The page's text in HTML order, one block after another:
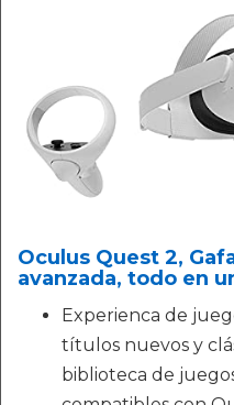
Oculus Quest 2,
avanzada, todo en
Experienca de
títulos nuevos y
biblioteca de